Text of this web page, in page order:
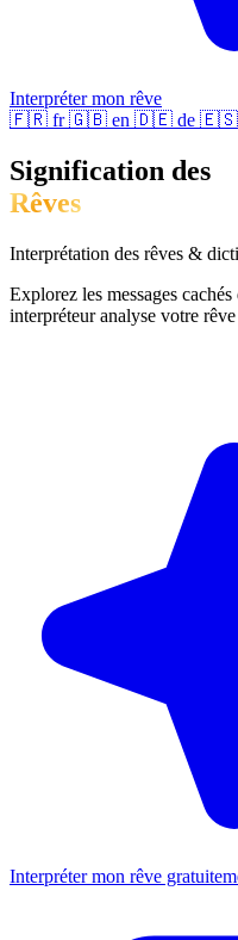
Interpréter mon rêve
🇫🇷 fr 🇬🇧 en 🇩🇪 de 🇪🇸
Signification des
Rêves
Interprétation des rêves &
Explorez les messages
interpréteur analyse votre
Interpréter mon rêve